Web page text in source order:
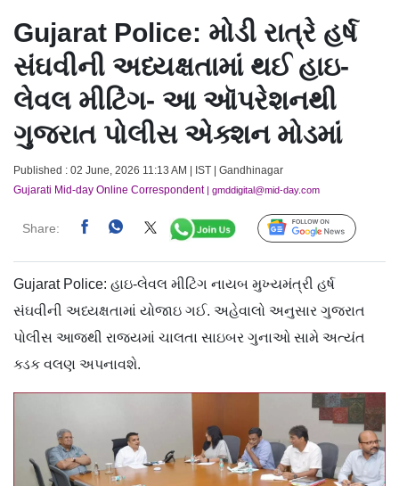
Gujarat Police: મોડી રાત્રે હર્ષ
સંઘવીની અધ્યક્ષતામાં થઈ હાઇ-
લેવલ મીટિંગ- આ ઑપરેશનથી
ગુજરાત પોલીસ એક્શન મોડમાં
Published : 02 June, 2026 11:13 AM | IST | Gandhinagar
Gujarati Mid-day Online Correspondent| gmddigital@mid-day.com
Share: Follow Us
Gujarat Police: હાઇ-લેવલ મીટિંગ નાયબ મુખ્યમંત્રી હર્ષ
સંઘવીની અધ્યક્ષતામાં યોજાઇ ગઈ. અહેવાલો અનુસાર ગુજરાત
પોલીસ આજથી રાજ્યમાં ચાલતા સાઇબર ગુનાઓ સામે અત્યંત
ક્ડક વલણ અપનાવશે.